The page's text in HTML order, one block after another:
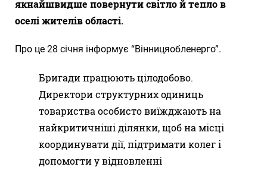
якнайшвидше повернути світло й тепло в
оселі жителів області.
Про це 28 січня інформує “Вінницяобленерго”.
Бригади працюють цілодобово.
Директори структурних одиниць
товариства особисто виїжджають на
найкритичніші ділянки, щоб на місці
координувати дії, підтримати колег і
допомогти у відновленні